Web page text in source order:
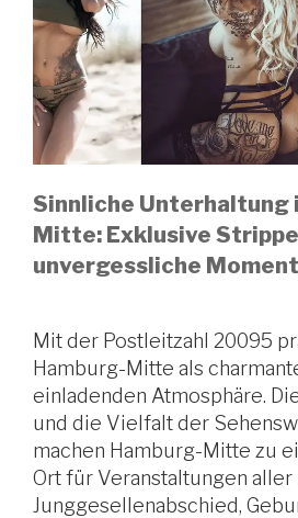
Sinnliche Unterhaltung
Mitte: Exklusive
unvergessliche
Mit der Postleitzahl 20095
Hamburg-Mitte als
einladenden Atmosphäre.
und die Vielfalt der
machen Hamburg-Mitte zu
Ort für Veranstaltungen aller
Junggesellenabschied,